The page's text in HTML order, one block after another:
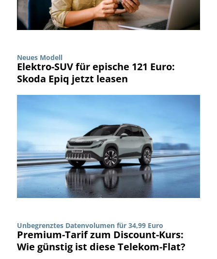
Neues Modell
Elektro-SUV für epische 121 Euro:
Skoda Epiq jetzt leasen
Unbegrenztes Datenvolumen für 34,99 Euro
Premium-Tarif zum Discount-Kurs:
Wie günstig ist diese Telekom-Flat?